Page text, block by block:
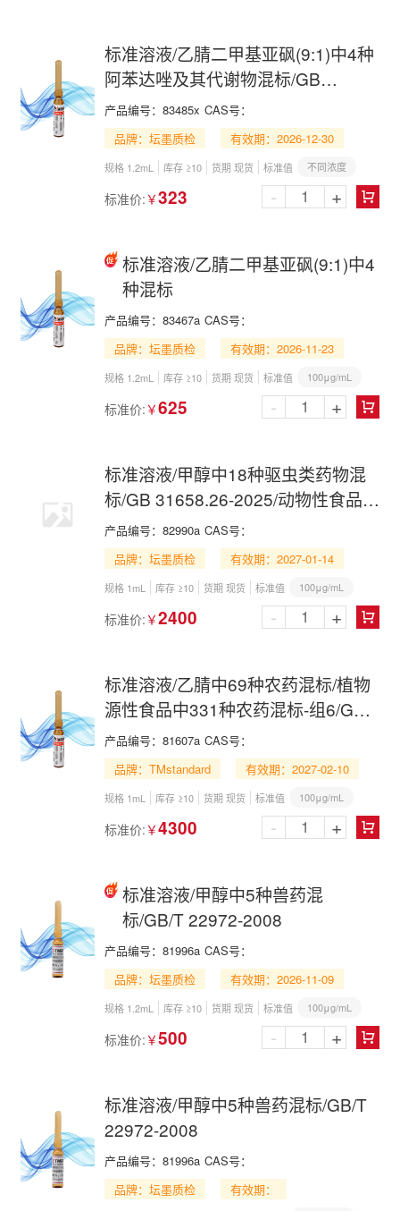
标准溶液/乙腈二甲基亚砜(9:1)中4种
阿苯达唑及其代谢物混标/GB
31658.11-2021
产品编号： 83485x CAS号：
品牌：坛墨质检
有效期：2026-12-30
规格 1.2mL 库存 ≥10 货期 现货 标准值 不同浓度
标准价: ￥323 
- +
标准溶液/乙腈二甲基亚砜(9:1)中4
种混标
产品编号： 83467a CAS号：
品牌：坛墨质检
有效期：2026-11-23
规格 1.2mL 库存 ≥10 货期 现货 标准值 100μg/mL
标准价: ￥625 
- +
标准溶液/甲醇中18种驱虫类药物混
标/GB 31658.26-2025/动物性食品中
127种药物残留的筛查
产品编号： 82990a CAS号：
品牌：坛墨质检
有效期：2027-01-14
规格 1mL 库存 ≥10 货期 现货 标准值 100μg/mL
标准价: ￥2400 
- +
标准溶液/乙腈中69种农药混标/植物
源性食品中331种农药混标-组6/GB
23200.121-2021/GB 23200.121-
2026/69 Pesticide Mix in
Acetonitrile
产品编号： 81607a CAS号：
品牌：TMstandard
有效期：2027-02-10
规格 1mL 库存 ≥10 货期 现货 标准值 100μg/mL
标准价: ￥4300 
- +
标准溶液/甲醇中5种兽药混
标/GB/T 22972-2008
产品编号： 81996a CAS号：
品牌：坛墨质检
有效期：2026-11-09
规格 1.2mL 库存 ≥10 货期 现货 标准值 100μg/mL
标准价: ￥500 
- +
标准溶液/甲醇中5种兽药混标/GB/T
22972-2008
产品编号： 81996a CAS号：
品牌：坛墨质检
有效期：